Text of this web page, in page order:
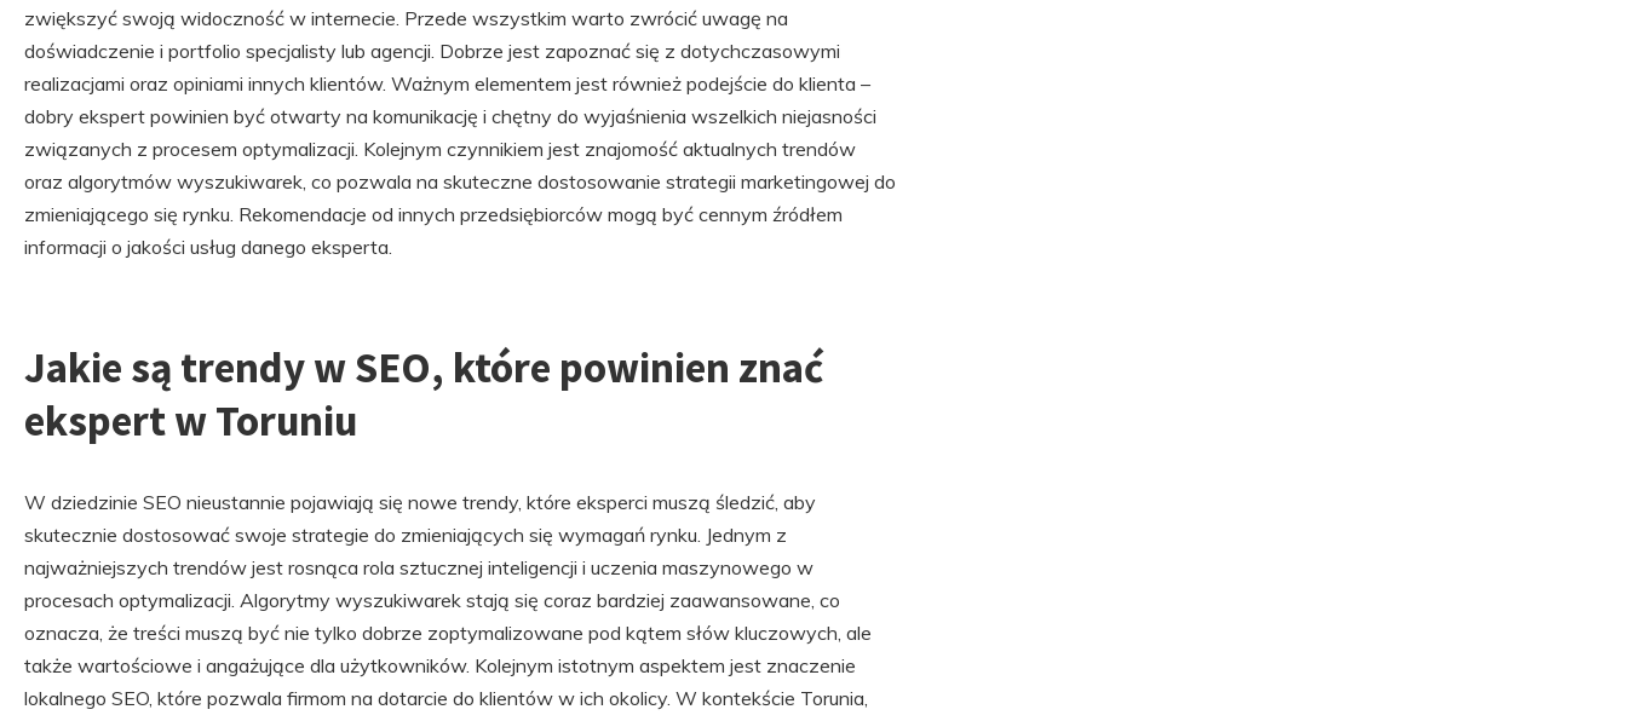
zwiększyć swoją widoczność w internecie. Przede wszystkim warto zwrócić uwagę na
doświadczenie i portfolio specjalisty lub agencji. Dobrze jest zapoznać się z dotychczasowymi
realizacjami oraz opiniami innych klientów. Ważnym elementem jest również podejście do klienta –
dobry ekspert powinien być otwarty na komunikację i chętny do wyjaśnienia wszelkich niejasności
związanych z procesem optymalizacji. Kolejnym czynnikiem jest znajomość aktualnych trendów
oraz algorytmów wyszukiwarek, co pozwala na skuteczne dostosowanie strategii marketingowej do
zmieniającego się rynku. Rekomendacje od innych przedsiębiorców mogą być cennym źródłem
informacji o jakości usług danego eksperta.
Jakie są trendy w SEO, które powinien znać
ekspert w Toruniu
W dziedzinie SEO nieustannie pojawiają się nowe trendy, które eksperci muszą śledzić, aby
skutecznie dostosować swoje strategie do zmieniających się wymagań rynku. Jednym z
najważniejszych trendów jest rosnąca rola sztucznej inteligencji i uczenia maszynowego w
procesach optymalizacji. Algorytmy wyszukiwarek stają się coraz bardziej zaawansowane, co
oznacza, że treści muszą być nie tylko dobrze zoptymalizowane pod kątem słów kluczowych, ale
także wartościowe i angażujące dla użytkowników. Kolejnym istotnym aspektem jest znaczenie
lokalnego SEO, które pozwala firmom na dotarcie do klientów w ich okolicy. W kontekście Torunia,